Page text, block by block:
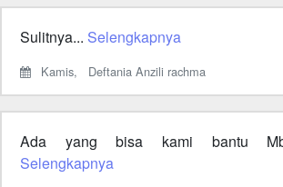
Sulitnya... Selengkapnya
Kamis, Deftania Anzili rachma
Ada yang bisa kami bantu
Selengkapnya